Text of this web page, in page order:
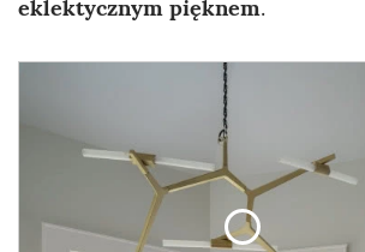
eklektycznym pięknem.